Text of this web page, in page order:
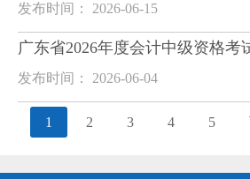
发布时间： 2026-06-15
广东省2026年度会计中级资格考
发布时间： 2026-06-04
1 2 3 4 5